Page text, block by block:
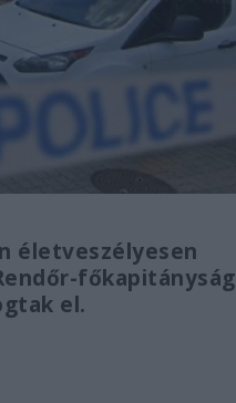
életveszélyesen
főkapitányság
el.